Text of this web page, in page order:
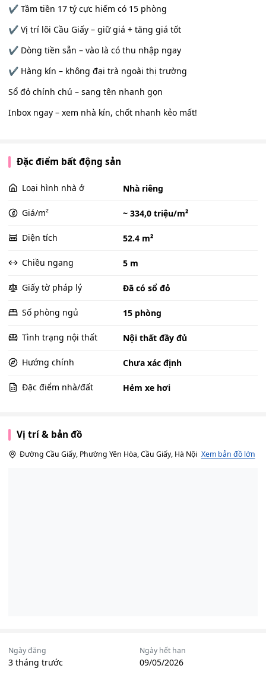
✔ Tầm tiền 17 tỷ cực hiếm có 15 phòng
✔ Vị trí lõi Cầu Giấy – giữ giá + tăng giá tốt
✔ Dòng tiền sẵn – vào là có thu nhập ngay
✔ Hàng kín – không đại trà ngoài thị trường
Sổ đỏ chính chủ – sang tên nhanh gọn
Inbox ngay – xem nhà kín, chốt nhanh kẻo mất!
Đặc điểm bất động sản
Loại hình nhà ở Nhà riêng
Giá/m² ~ 334,0 triệu/m²
Diện tích 52.4 m²
Chiều ngang 5 m
Giấy tờ pháp lý Đã có sổ đỏ
Số phòng ngủ 15 phòng
Tình trạng nội thất Nội thất đầy đủ
Hướng chính Chưa xác định
Đặc điểm nhà/đất Hẻm xe hơi
Vị trí & bản đồ
Đường Cầu Giấy, Phường Yên Hòa, Cầu Giấy, Hà Nội Xem bản đồ lớn
Ngày đăng
3 tháng trước
Ngày hết hạn
09/05/2026